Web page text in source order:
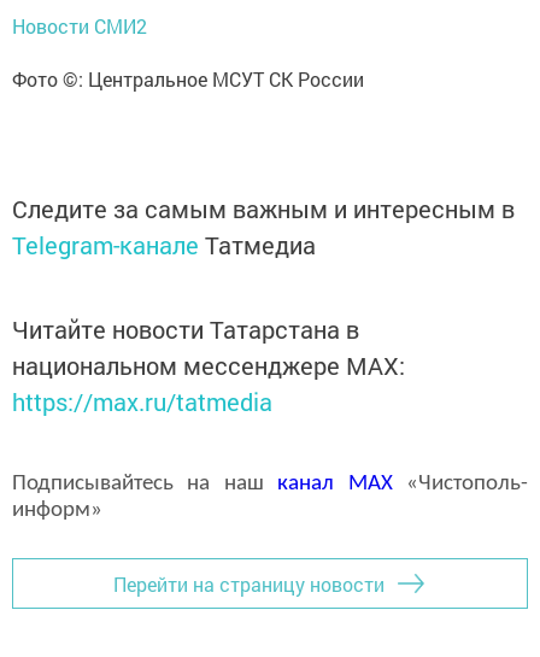
Новости СМИ2
Фото ©: Центральное МСУТ СК России
Следите за самым важным и интересным в
Telegram-канале Татмедиа
Читайте новости Татарстана в
национальном мессенджере MАХ:
https://max.ru/tatmedia
Подписывайтесь на наш канал MAX«Чистополь-
информ»
Перейти на страницу новости